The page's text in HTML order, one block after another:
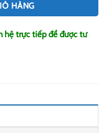
HÀNG
hệ trực tiếp để được tư